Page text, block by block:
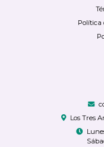
Política
Los Tres